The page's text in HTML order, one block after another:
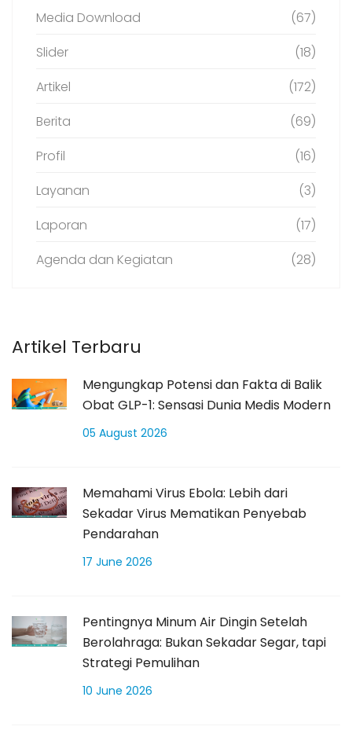
Media Download
(67)
Slider
(18)
Artikel
(172)
Berita
(69)
Profil
(16)
Layanan
(3)
Laporan
(17)
Agenda dan Kegiatan
(28)
Artikel Terbaru
Mengungkap Potensi dan Fakta di Balik
Obat GLP-1: Sensasi Dunia Medis Modern
05 August 2026
Memahami Virus Ebola: Lebih dari
Sekadar Virus Mematikan Penyebab
Pendarahan
17 June 2026
Pentingnya Minum Air Dingin Setelah
Berolahraga: Bukan Sekadar Segar, tapi
Strategi Pemulihan
10 June 2026